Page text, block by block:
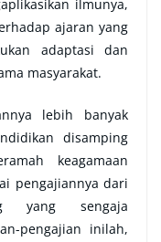
ilmunya,
ajaran yang
adaptasi dan
masyarakat.
lebih banyak
disamping
keagamaan
pengajiannya dari
yang sengaja
pengajian inilah,